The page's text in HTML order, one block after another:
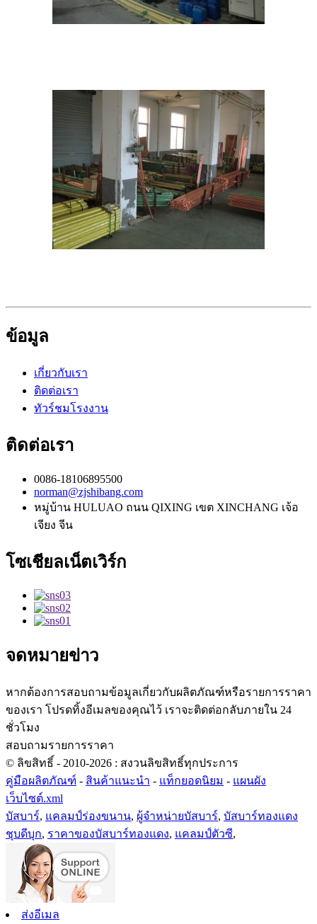
ข้อมูล
เกี่ยวกับเรา
ติดต่อเรา
ทัวร์ชมโรงงาน
ติดต่อเรา
0086-18106895500
norman@zjshibang.com
หมู่บ้าน HULUAO ถนน QIXING เขต XINCHANG เจ้อ
เจียง จีน
โซเชียลเน็ตเวิร์ก
จดหมายข่าว
หากต้องการสอบถามข้อมูลเกี่ยวกับผลิตภัณฑ์หรือรายการราคา
ของเรา โปรดทิ้งอีเมลของคุณไว้ เราจะติดต่อกลับภายใน 24
ชั่วโมง
สอบถามรายการราคา
© ลิขสิทธิ์ - 2010-2026 : สงวนลิขสิทธิ์ทุกประการ
คู่มือผลิตภัณฑ์ - สินค้าแนะนำ - แท็กยอดนิยม - แผนผัง
เว็บไซต์.xml
บัสบาร์, แคลมป์ร่องขนาน, ผู้จำหน่ายบัสบาร์, บัสบาร์ทองแดง
ชุบดีบุก, ราคาของบัสบาร์ทองแดง, แคลมป์ตัวซี,
ส่งอีเมล